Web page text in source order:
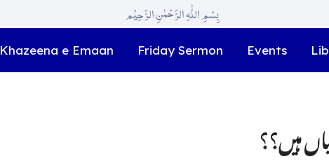
بِسْمِ اللّٰہِ الرَّحْمٰنِ الرَّحِیْم
Khazeena e Emaan Friday Sermon Events